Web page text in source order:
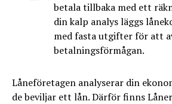
betala tillbaka med ett
din kalp analys läggs
med fasta utgifter för att
betalningsförmågan.
Låneföretagen analyserar din
de beviljar ett lån. Därför finns